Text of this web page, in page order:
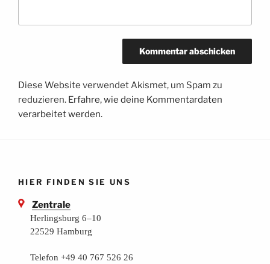
Diese Website verwendet Akismet, um Spam zu
reduzieren. Erfahre, wie deine Kommentardaten
verarbeitet werden.
HIER FINDEN SIE UNS
Zentrale
Herlingsburg 6–10
22529 Hamburg
Telefon +49 40 767 526 26